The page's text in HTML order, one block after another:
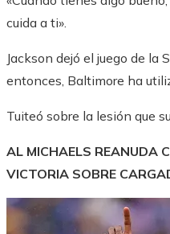
cuida a ti».
Jackson dejó el juego de la
entonces, Baltimore ha
Tuiteó sobre la lesión que
AL MICHAELS REANUDA
VICTORIA SOBRE